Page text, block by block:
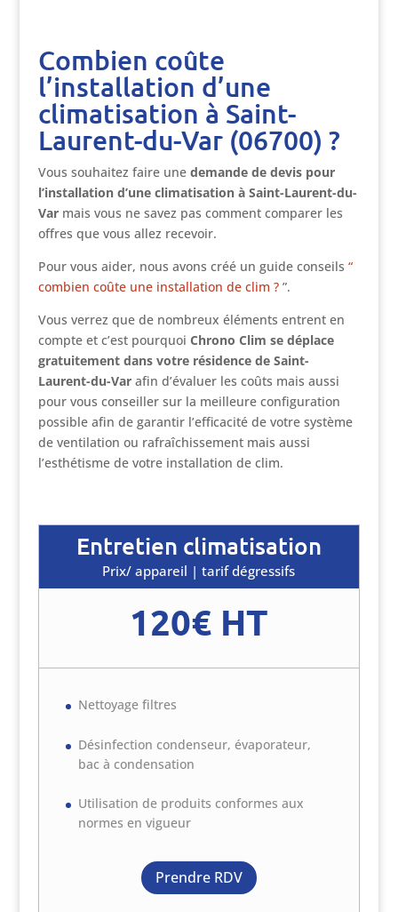
Combien coûte
l’installation d’une
climatisation à Saint-
Laurent-du-Var (06700) ?
Vous souhaitez faire une demande de devis pour
l’installation d’une climatisation à Saint-Laurent-du-
Var mais vous ne savez pas comment comparer les
offres que vous allez recevoir.
Pour vous aider, nous avons créé un guide conseils “
combien coûte une installation de clim ?”.
Vous verrez que de nombreux éléments entrent en
compte et c’est pourquoi Chrono Clim se déplace
gratuitement dans votre résidence de Saint-
Laurent-du-Var afin d’évaluer les coûts mais aussi
pour vous conseiller sur la meilleure configuration
possible afin de garantir l’efficacité de votre système
de ventilation ou rafraîchissement mais aussi
l’esthétisme de votre installation de clim.
Entretien climatisation
Prix/ appareil | tarif dégressifs
120€ HT
Nettoyage filtres
Désinfection condenseur, évaporateur,
bac à condensation
Utilisation de produits conformes aux
normes en vigueur
Prendre RDV